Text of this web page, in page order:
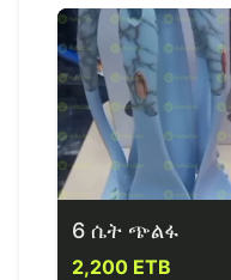
6 ሴት ጭልፋ
2,200 ETB